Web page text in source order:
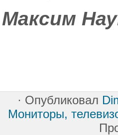
Максим
· Опубликовал
Мониторы,